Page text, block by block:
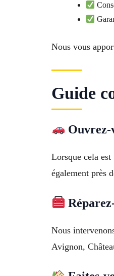
Nous vous
Guide
Ouvrez-
Lorsque cela
également près
Nous
Avignon,